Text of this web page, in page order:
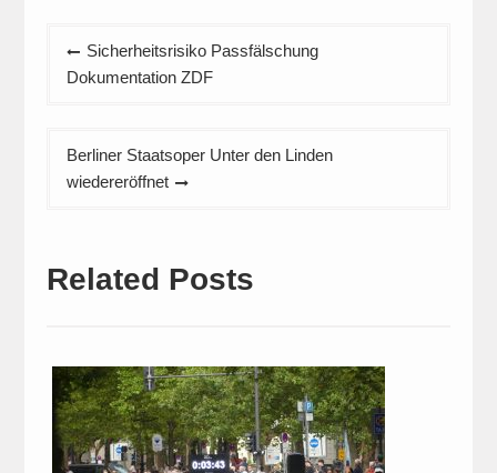
Beitragsnavigation
Sicherheitsrisiko Passfälschung
Dokumentation ZDF
Berliner Staatsoper Unter den Linden
wiedereröffnet
Related Posts